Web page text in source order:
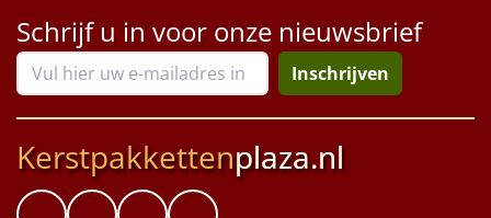
Schrijf u in voor onze nieuwsbrief
Inschrijven
Kerstpakkettenplaza.nl